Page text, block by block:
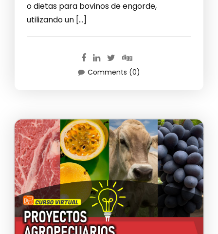
o dietas para bovinos de engorde,
utilizando un […]
Comments (0)